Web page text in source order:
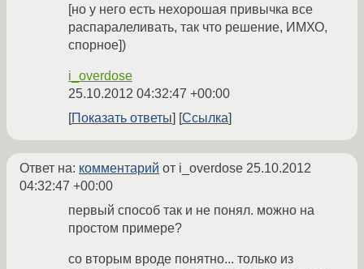
[но у него есть нехорошая привычка все
распаралеливать, так что решение, ИМХО,
спорное])
i_overdose
25.10.2012 04:32:47 +00:00
Показать ответы
Ссылка
Ответ на: комментарий от i_overdose 25.10.2012
04:32:47 +00:00
первый способ так и не понял. можно на
простом примере?
со вторым вроде понятно... только из